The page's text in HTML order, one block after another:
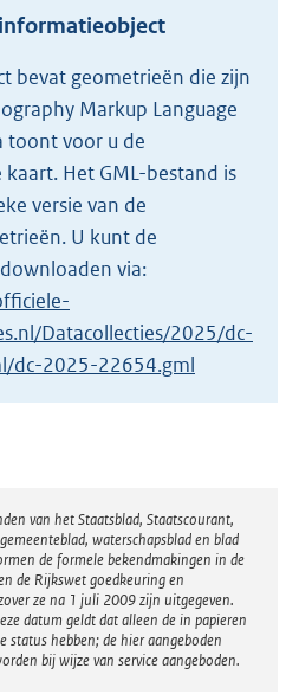
r
o
t
t
e
4
7
K
bevat geometrieën die zijn
Markup Language
toont voor u de
Het GML-bestand is
versie van de
U kunt de
via:
Datacollecties/2025/dc-
dc-2025-22654.gml
van het Staatsblad, Staatscourant,
waterschapsblad en blad
de formele bekendmakingen in de
de Rijkswet goedkeuring en
ze na 1 juli 2009 zijn uitgegeven.
datum geldt dat alleen de in papieren
status hebben; de hier aangeboden
bij wijze van service aangeboden.